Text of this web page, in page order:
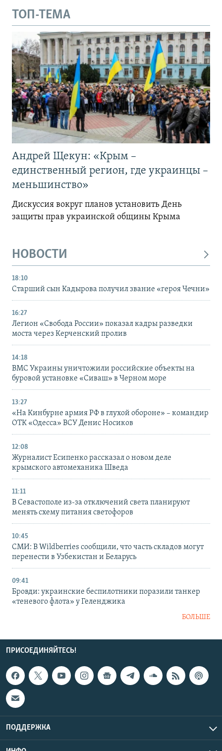
ТОП-ТЕМА
Андрей Щекун: «Крым –
единственный регион, где украинцы –
меньшинство»
Дискуссия вокруг планов установить День
защиты прав украинской общины Крыма
НОВОСТИ
18:10
Старший сын Кадырова получил звание «героя Чечни»
16:27
Легион «Свобода России» показал кадры разведки
моста через Керченский пролив
14:18
ВМС Украины уничтожили российские объекты на
буровой установке «Сиваш» в Черном море
13:27
«На Кинбурне армия РФ в глухой обороне» – командир
ОТК «Одесса» ВСУ Денис Носиков
12:08
Журналист Есипенко рассказал о новом деле
крымского автомеханика Шведа
11:11
В Севастополе из-за отключений света планируют
менять схему питания светофоров
10:45
СМИ: В Wildberries сообщили, что часть складов могут
перенести в Узбекистан и Беларусь
09:41
Бровди: украинские беспилотники поразили танкер
«теневого флота» у Геленджика
БОЛЬШЕ
ПРИСОЕДИНЯЙТЕСЬ!
ПОДДЕРЖКА